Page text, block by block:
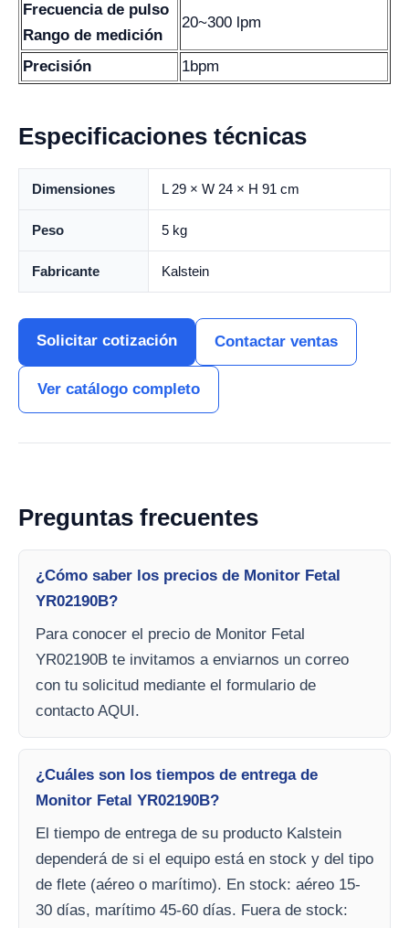
Frecuencia de pulso
Rango de medición
20~300 lpm
Precisión 1bpm
Especificaciones técnicas
Dimensiones L 29 × W 24 × H 91 cm
Peso 5 kg
Fabricante Kalstein
Solicitar cotización Contactar ventas
Ver catálogo completo
Preguntas frecuentes
¿Cómo saber los precios de Monitor Fetal
YR02190B?
Para conocer el precio de Monitor Fetal
YR02190B te invitamos a enviarnos un correo
con tu solicitud mediante el formulario de
contacto AQUI.
¿Cuáles son los tiempos de entrega de
Monitor Fetal YR02190B?
El tiempo de entrega de su producto Kalstein
dependerá de si el equipo está en stock y del tipo
de flete (aéreo o marítimo). En stock: aéreo 15-
30 días, marítimo 45-60 días. Fuera de stock: